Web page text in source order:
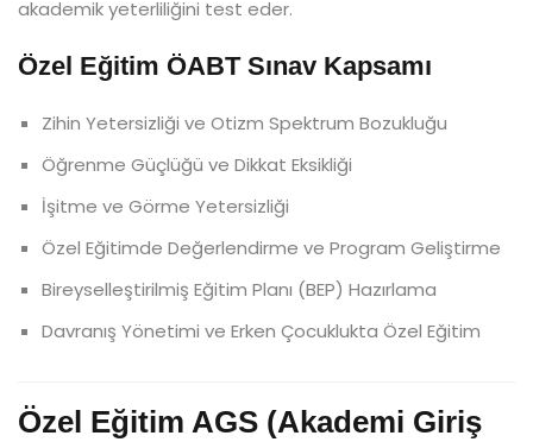
akademik yeterliliğini test eder.
Özel Eğitim ÖABT Sınav Kapsamı
Zihin Yetersizliği ve Otizm Spektrum Bozukluğu
Öğrenme Güçlüğü ve Dikkat Eksikliği
İşitme ve Görme Yetersizliği
Özel Eğitimde Değerlendirme ve Program Geliştirme
Bireyselleştirilmiş Eğitim Planı (BEP) Hazırlama
Davranış Yönetimi ve Erken Çocuklukta Özel Eğitim
Özel Eğitim AGS (Akademi Giriş